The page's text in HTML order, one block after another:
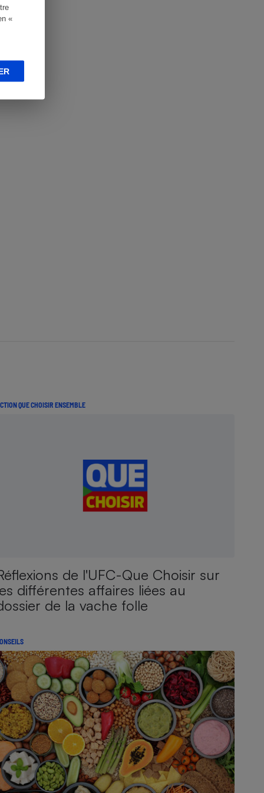
«
QUE CHOISIR ENSEMBLE
de l'UFC-Que Choisir sur
différentes affaires liées au
de la vache folle